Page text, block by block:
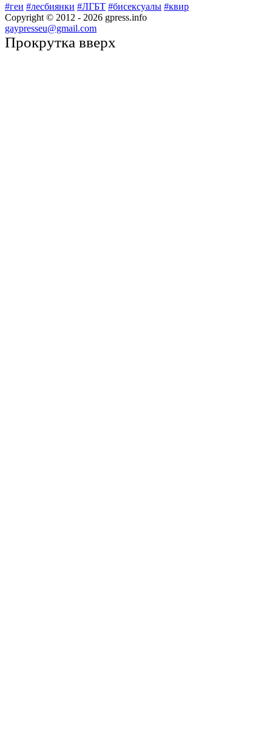
#геи #лесбиянки #ЛГБТ #бисексуалы #квир
Copyright © 2012 - 2026 gpress.info
gaypresseu@gmail.com
Прокрутка вверх